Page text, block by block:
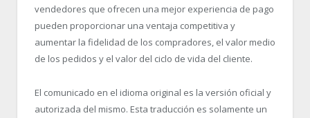
vendedores que ofrecen una mejor experiencia de pago
pueden proporcionar una ventaja competitiva y
aumentar la fidelidad de los compradores, el valor medio
de los pedidos y el valor del ciclo de vida del cliente.
El comunicado en el idioma original es la versión oficial y
autorizada del mismo. Esta traducción es solamente un